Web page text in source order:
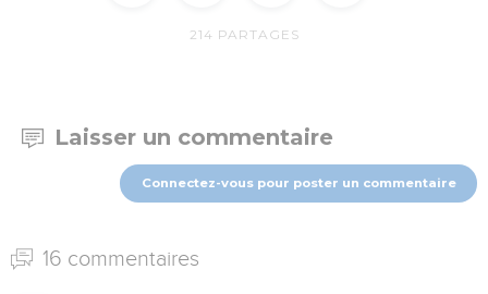
214 PARTAGES
Laisser un commentaire
Connectez-vous pour poster un commentaire
16 commentaires